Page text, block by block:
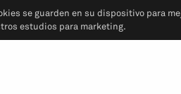
se guarden en su dispositivo para
estudios para marketing.